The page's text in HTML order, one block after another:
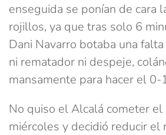
enseguida se ponían de cara
rojillos, ya que tras solo 6
Dani Navarro botaba una
ni rematador ni despeje,
mansamente para hacer el 0-
No quiso el Alcalá cometer
miércoles y decidió reducir